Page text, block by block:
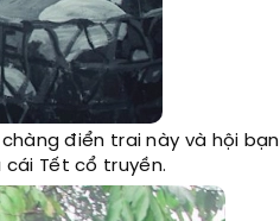
điển trai này và hội bạn
Tết cổ truyền.